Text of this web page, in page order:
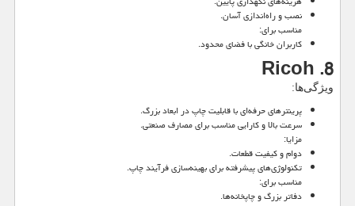
نصب و راه‌اندازی آسان.
مناسب برای:
کاربران خانگی با فضای محدود.
8. Ricoh
ویژگی‌ها:
پرینترهای حرفه‌ای با قابلیت چاپ در ابعاد بزرگ.
سرعت بالا و کارایی مناسب برای مصارف صنعتی.
مزایا:
دوام و کیفیت قطعات.
تکنولوژی‌های پیشرفته برای بهینه‌سازی فرآیند چاپ.
مناسب برای:
دفاتر بزرگ و چاپخانه‌ها.